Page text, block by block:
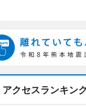
アクセスランキン